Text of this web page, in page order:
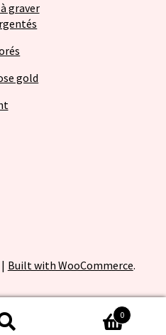
graver
gold
Built with WooCommerce.
0